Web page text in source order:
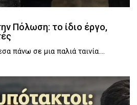
Πόλωση: το ίδιο έργο,
πάνω σε μια παλιά ταινία....